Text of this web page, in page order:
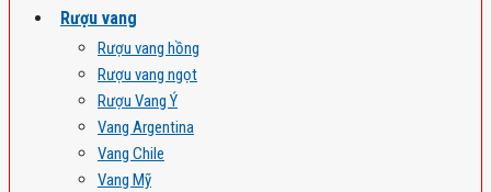
Rượu vang
Rượu vang hồng
Rượu vang ngọt
Rượu Vang Ý
Vang Argentina
Vang Chile
Vang Mỹ